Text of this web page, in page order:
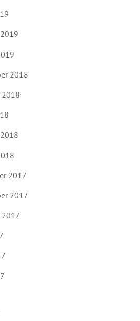
2018
2018
2017
2017
2017